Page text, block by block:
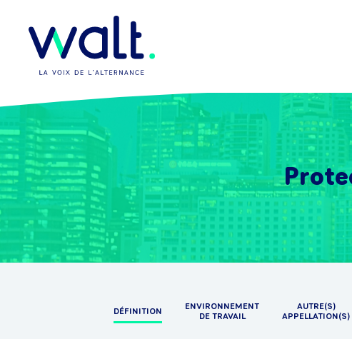
DÉFINITION
ENVIRONNEMENT
DE TRAVAIL
AUTRE(S)
APPELLATION(S)